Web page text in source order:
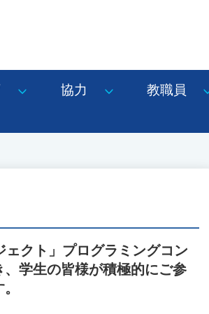
協力 教職員
クト」プログラミングコン
学生の皆様が積極的にご参